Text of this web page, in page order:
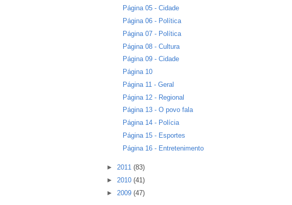
Página 05 - Cidade
Página 06 - Política
Página 07 - Política
Página 08 - Cultura
Página 09 - Cidade
Página 10
Página 11 - Geral
Página 12 - Regional
Página 13 - O povo fala
Página 14 - Polícia
Página 15 - Esportes
Página 16 - Entretenimento
► 2011 (83)
► 2010 (41)
► 2009 (47)